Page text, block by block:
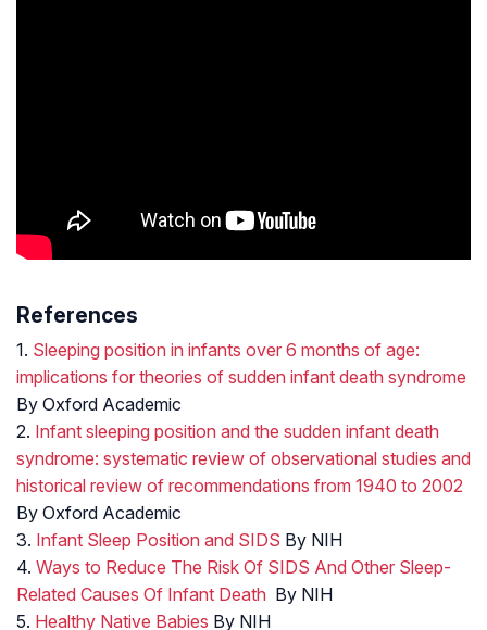
References
1. Sleeping position in infants over 6 months of age:
implications for theories of sudden infant death syndrome
By Oxford Academic
2. Infant sleeping position and the sudden infant death
syndrome: systematic review of observational studies and
historical review of recommendations from 1940 to 2002
By Oxford Academic
3. Infant Sleep Position and SIDS By NIH
4. Ways to Reduce The Risk Of SIDS And Other Sleep-
Related Causes Of Infant Death By NIH
5. Healthy Native Babies By NIH